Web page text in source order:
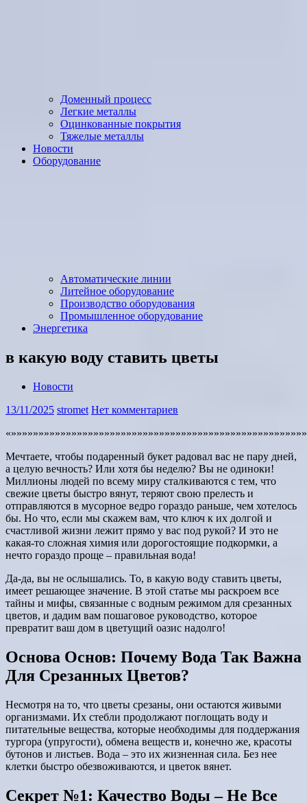
Доменный процесс
Легкие металлы
Оцинкованные покрытия
Тяжелые металлы
Новости
Оборудование
Автоматические линии
Литейное оборудование
Производство оборудования
Промышленное оборудование
Энергетика
в какую воду ставить цветы
Новости
13/11/2025 stromet Нет комментариев
Мечтаете, чтобы подаренный букет радовал вас не пару дней,
а целую вечность? Или хотя бы неделю? Вы не одиноки!
Миллионы людей по всему миру сталкиваются с тем, что
свежие цветы быстро вянут, теряют свою прелесть и
отправляются в мусорное ведро гораздо раньше, чем хотелось
бы. Но что, если мы скажем вам, что ключ к их долгой и
счастливой жизни лежит прямо у вас под рукой? И это не
какая-то сложная химия или дорогостоящие подкормки, а
нечто гораздо проще – правильная вода!
Да-да, вы не ослышались. То, в какую воду ставить цветы,
имеет решающее значение. В этой статье мы раскроем все
тайны и мифы, связанные с водным режимом для срезанных
цветов, и дадим вам пошаговое руководство, которое
превратит ваш дом в цветущий оазис надолго!
Основа Основ: Почему Вода Так Важна
Для Срезанных Цветов?
Несмотря на то, что цветы срезаны, они остаются живыми
организмами. Их стебли продолжают поглощать воду и
питательные вещества, которые необходимы для поддержания
тургора (упругости), обмена веществ и, конечно же, красоты
бутонов и листьев. Вода – это их жизненная сила. Без нее
клетки быстро обезвоживаются, и цветок вянет.
Секрет №1: Качество Воды – Не Все